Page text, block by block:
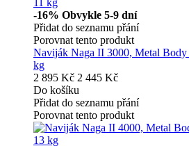
-16% Obvykle 5-9 dní
Přidat do seznamu přání
Porovnat tento produkt
Naviják Naga II 3000, Metal Body
kg
2 895 Kč 2 445 Kč
Do košíku
Přidat do seznamu přání
Porovnat tento produkt